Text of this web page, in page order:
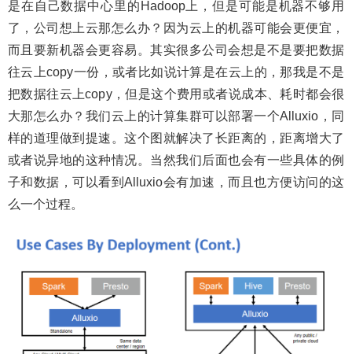
是在自己数据中心里的Hadoop上，但是可能是机器不够用
了，公司想上云那怎么办？因为云上的机器可能会更便宜，
而且要新机器会更容易。其实很多公司会想是不是要把数据
往云上copy一份，或者比如说计算是在云上的，那我是不是
把数据往云上copy，但是这个费用或者说成本、耗时都会很
大那怎么办？我们云上的计算集群可以部署一个Alluxio，同
样的道理做到提速。这个图就解决了长距离的，距离增大了
或者说异地的这种情况。当然我们后面也会有一些具体的例
子和数据，可以看到Alluxio会有加速，而且也方便访问的这
么一个过程。